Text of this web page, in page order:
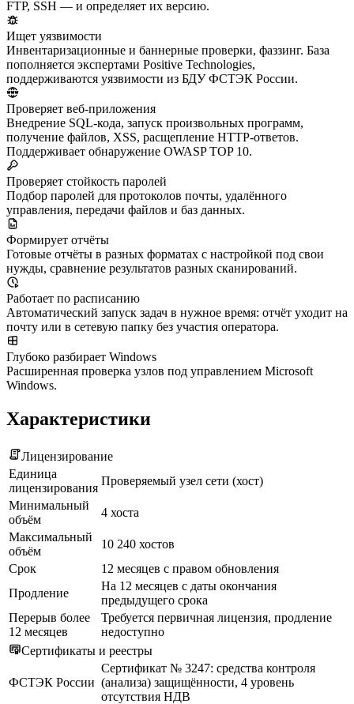
FTP, SSH — и определяет их версию.
Ищет уязвимости
Инвентаризационные и баннерные проверки, фаззинг. База
пополняется экспертами Positive Technologies,
поддерживаются уязвимости из БДУ ФСТЭК России.
Проверяет веб-приложения
Внедрение SQL-кода, запуск произвольных программ,
получение файлов, XSS, расщепление HTTP-ответов.
Поддерживает обнаружение OWASP TOP 10.
Проверяет стойкость паролей
Подбор паролей для протоколов почты, удалённого
управления, передачи файлов и баз данных.
Формирует отчёты
Готовые отчёты в разных форматах с настройкой под свои
нужды, сравнение результатов разных сканирований.
Работает по расписанию
Автоматический запуск задач в нужное время: отчёт уходит на
почту или в сетевую папку без участия оператора.
Глубоко разбирает Windows
Расширенная проверка узлов под управлением Microsoft
Windows.
Характеристики
Лицензирование
Единица
лицензирования
Проверяемый узел сети (хост)
Минимальный
объём
4 хоста
Максимальный
объём
10 240 хостов
Срок
12 месяцев с правом обновления
Продление
На 12 месяцев с даты окончания
предыдущего срока
Перерыв более
12 месяцев
Требуется первичная лицензия, продление
недоступно
Сертификаты и реестры
ФСТЭК России
Сертификат № 3247: средства контроля
(анализа) защищённости, 4 уровень
отсутствия НДВ